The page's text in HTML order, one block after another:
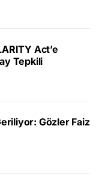
Act’e
Tepkili
Gözler Faiz